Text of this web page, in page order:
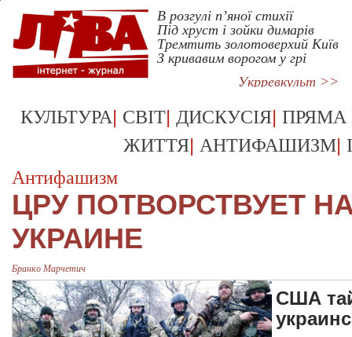
В розгулі п’яної стихії
Під хруст і зойки димарів
Тремтить золотоверхий Київ
З кривавим ворогом у грі
Укрревкульт >>
КУЛЬТУРА| СВІТ| ДИСКУСІЯ| ПРЯМА
ЖИТТЯ| АНТИФАШИЗМ|
Антифашизм
ЦРУ ПОТВОРСТВУЕТ
УКРАИНЕ
Бранко Марчетич
США